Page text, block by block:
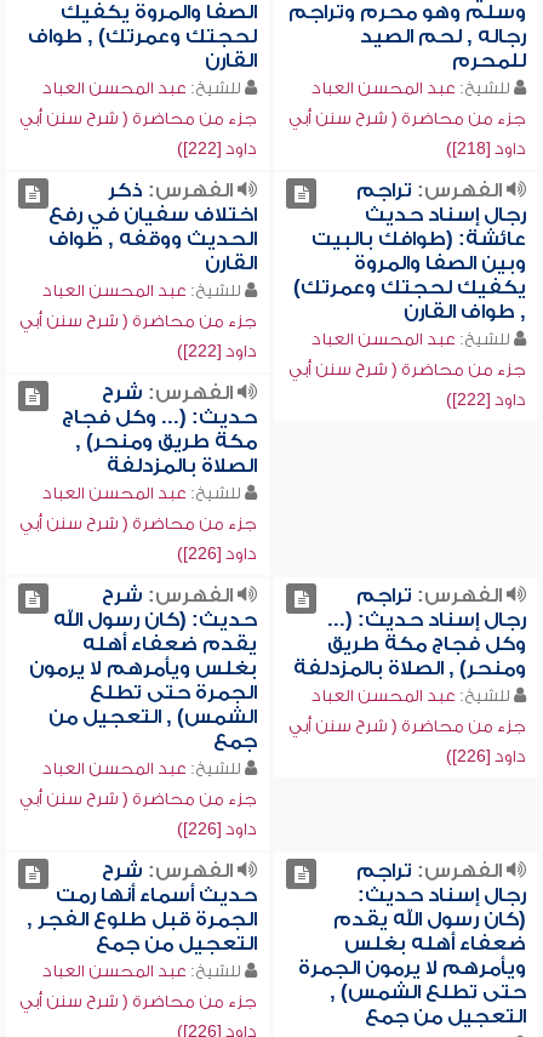
وسلم وهو محرم وتراجم
رجاله , لحم الصيد
للمحرم
للشيخ: عبد المحسن العباد
جزء من محاضرة ( شرح سنن أبي
داود [218])
الصفا والمروة يكفيك
لحجتك وعمرتك) , طواف
القارن
للشيخ: عبد المحسن العباد
جزء من محاضرة ( شرح سنن أبي
داود [222])
الفهرس: تراجم
رجال إسناد حديث
عائشة: (طوافك بالبيت
وبين الصفا والمروة
يكفيك لحجتك وعمرتك)
, طواف القارن
للشيخ: عبد المحسن العباد
جزء من محاضرة ( شرح سنن أبي
داود [222])
الفهرس: ذكر
اختلاف سفيان في رفع
الحديث ووقفه , طواف
القارن
للشيخ: عبد المحسن العباد
جزء من محاضرة ( شرح سنن أبي
داود [222])
الفهرس: شرح
حديث: (... وكل فجاج
مكة طريق ومنحر) ,
الصلاة بالمزدلفة
للشيخ: عبد المحسن العباد
جزء من محاضرة ( شرح سنن أبي
داود [226])
الفهرس: تراجم
رجال إسناد حديث: (...
وكل فجاج مكة طريق
ومنحر) , الصلاة بالمزدلفة
للشيخ: عبد المحسن العباد
جزء من محاضرة ( شرح سنن أبي
داود [226])
الفهرس: شرح
حديث: (كان رسول الله
يقدم ضعفاء أهله
بغلس ويأمرهم لا يرمون
الجمرة حتى تطلع
الشمس) , التعجيل من
جمع
للشيخ: عبد المحسن العباد
جزء من محاضرة ( شرح سنن أبي
داود [226])
الفهرس: تراجم
رجال إسناد حديث:
(كان رسول الله يقدم
ضعفاء أهله بغلس
ويأمرهم لا يرمون الجمرة
حتى تطلع الشمس) ,
التعجيل من جمع
الفهرس: شرح
حديث أسماء أنها رمت
الجمرة قبل طلوع الفجر ,
التعجيل من جمع
للشيخ: عبد المحسن العباد
جزء من محاضرة ( شرح سنن أبي
داود [226])